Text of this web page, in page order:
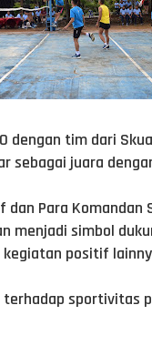
tim dari
sebagai juara
Para
menjadi simbol
kegiatan positif
terhadap sportivitas